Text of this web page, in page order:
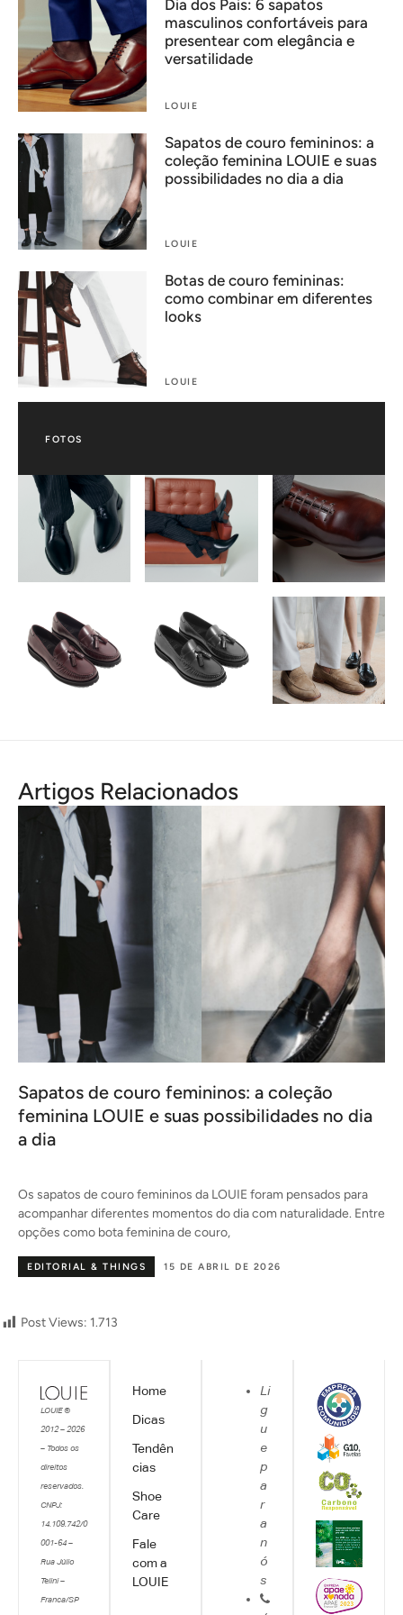
Dia dos Pais: 6 sapatos
masculinos confortáveis para
presentear com elegância e
versatilidade
LOUIE
Sapatos de couro femininos: a
coleção feminina LOUIE e suas
possibilidades no dia a dia
LOUIE
Botas de couro femininas:
como combinar em diferentes
looks
LOUIE
FOTOS
Artigos Relacionados
Sapatos de couro femininos: a coleção
feminina LOUIE e suas possibilidades no dia
a dia
Os sapatos de couro femininos da LOUIE foram pensados para
acompanhar diferentes momentos do dia com naturalidade. Entre
opções como bota feminina de couro,
15 DE ABRIL DE 2026
EDITORIAL & THINGS
Post Views: 1.713
LOUIE ©
2012 – 2026
– Todos os
direitos
reservados.
CNPJ:
14.109.742/0
001-64 –
Rua Júlio
Telini –
Franca/SP
Home
Dicas
Tendên
cias
Shoe
Care
Fale
com a
LOUIE
Li
g
u
e
p
a
r
a
n
ó
s